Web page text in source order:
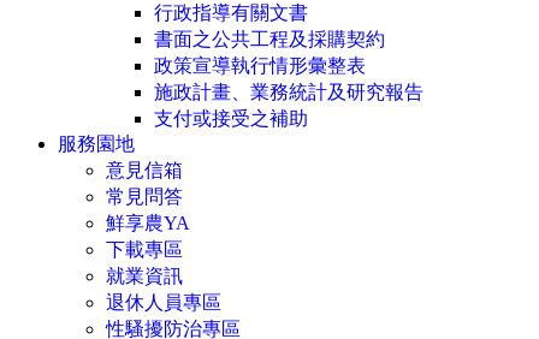
行政指導有關文書
書面之公共工程及採購契約
政策宣導執行情形彙整表
施政計畫、業務統計及研究報告
支付或接受之補助
服務園地
意見信箱
常見問答
鮮享農YA
下載專區
就業資訊
退休人員專區
性騷擾防治專區